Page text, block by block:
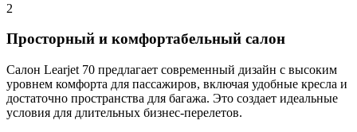
2
Просторный и комфортабельный салон
Салон Learjet 70 предлагает современный дизайн с высоким
уровнем комфорта для пассажиров, включая удобные кресла и
достаточно пространства для багажа. Это создает идеальные
условия для длительных бизнес-перелетов.